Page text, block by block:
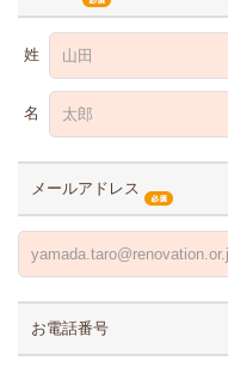
姓
名
メールアドレス
お電話番号